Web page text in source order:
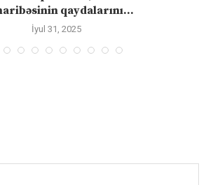
qaydalarını...
İyul 31, 2025